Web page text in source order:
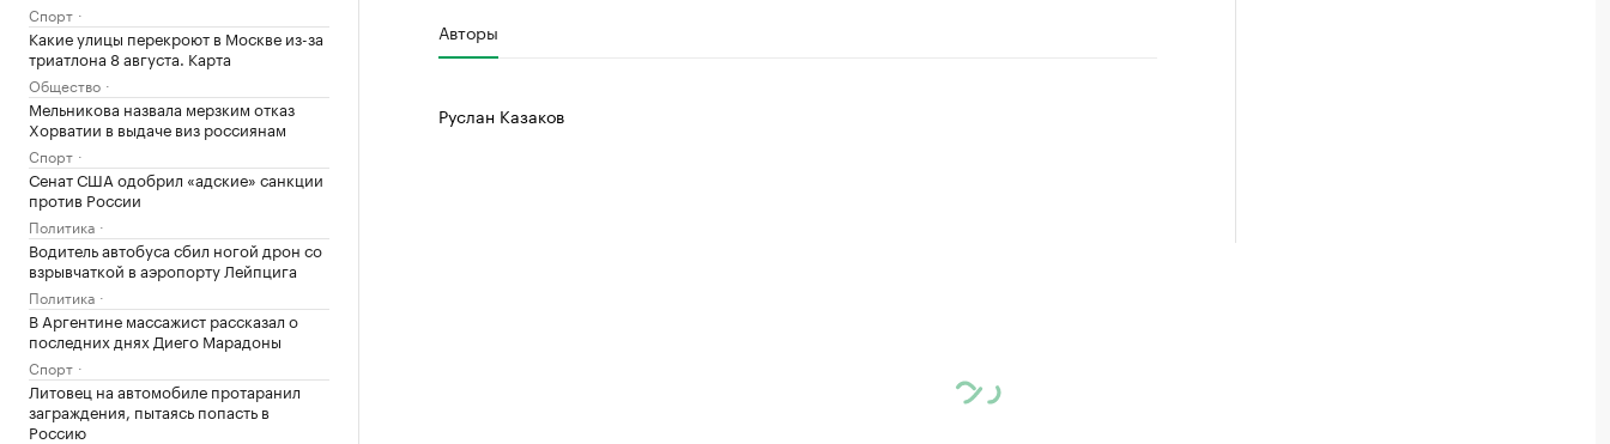
Спорт
Какие улицы перекроют в Москве из-за
триатлона 8 августа. Карта
Общество
Мельникова назвала мерзким отказ
Хорватии в выдаче виз россиянам
Спорт
Сенат США одобрил «адские» санкции
против России
Политика
Водитель автобуса сбил ногой дрон со
взрывчаткой в аэропорту Лейпцига
Политика
В Аргентине массажист рассказал о
последних днях Диего Марадоны
Спорт
Литовец на автомобиле протаранил
заграждения, пытаясь попасть в
Россию
Авторы
Руслан Казаков